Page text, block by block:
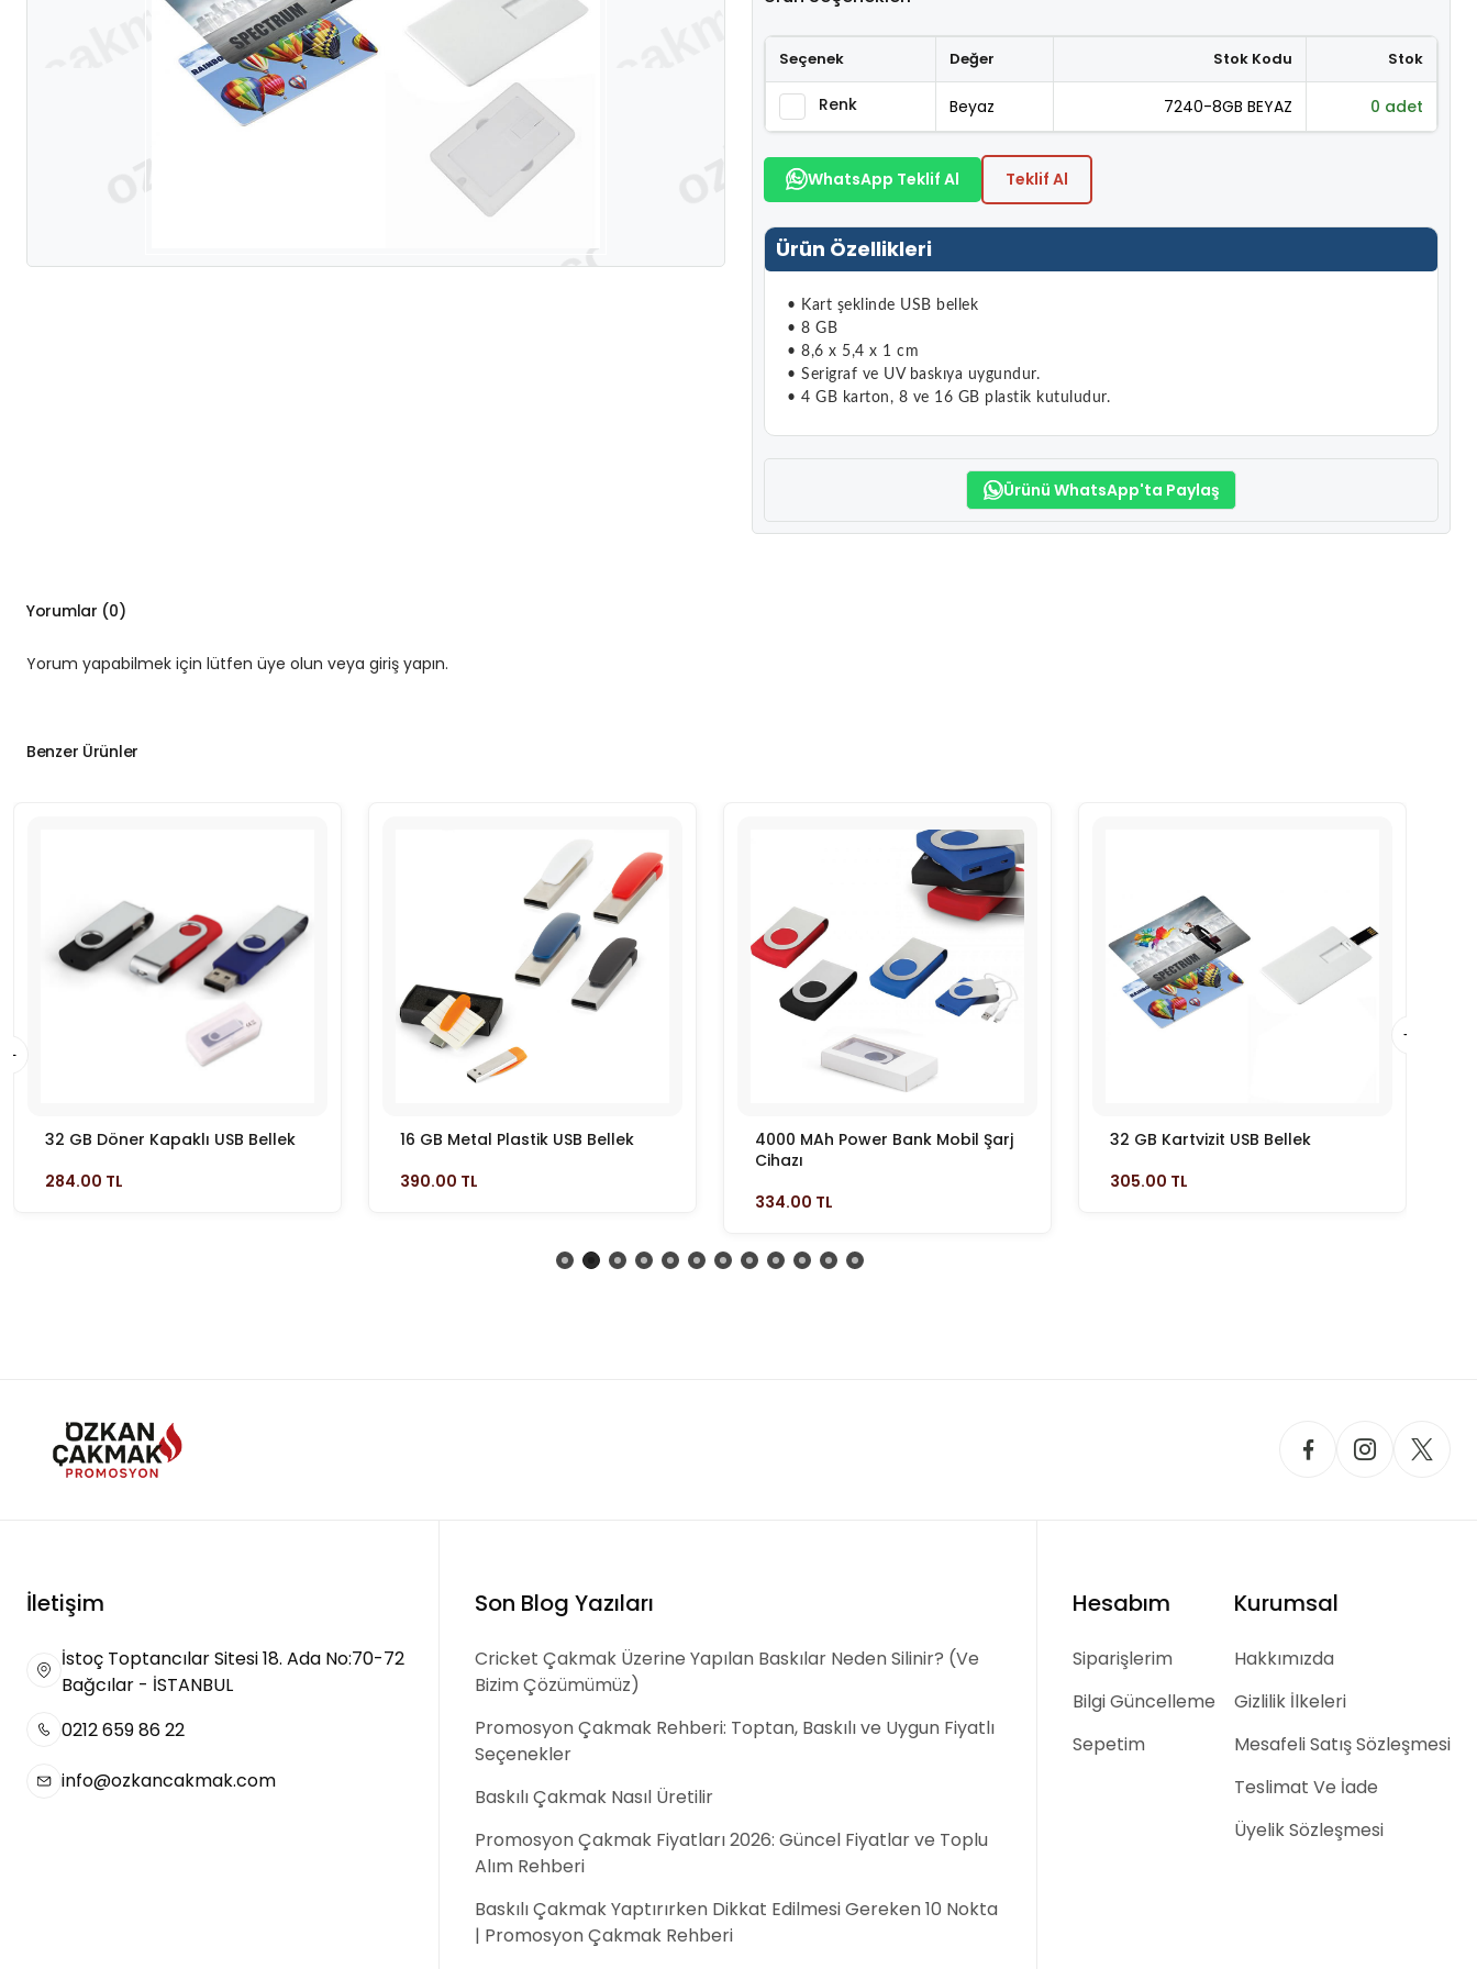
Seçenek Değer Stok Kodu Stok
Renk Beyaz 7240-8GB BEYAZ 0 adet
WhatsApp Teklif Al Teklif Al
Ürün Özellikleri
• Kart şeklinde USB bellek
• 8 GB
• 8,6 x 5,4 x 1 cm
• Serigraf ve UV baskıya uygundur.
• 4 GB karton, 8 ve 16 GB plastik kutuludur.
Ürünü WhatsApp'ta Paylaş
Yorumlar (0)
Yorum yapabilmek için lütfen üye olun veya giriş yapın.
Benzer Ürünler
32 GB Döner Kapaklı USB Bellek
284.00 TL
16 GB Metal Plastik USB Bellek
390.00 TL
4000 MAh Power Bank Mobil Şarj
Cihazı
334.00 TL
32 GB Kartvizit USB Bellek
305.00 TL
İletişim
İstoç Toptancılar Sitesi 18. Ada No:70-72
Bağcılar - İSTANBUL
0212 659 86 22
info@ozkancakmak.com
Son Blog Yazıları
Cricket Çakmak Üzerine Yapılan Baskılar Neden Silinir? (Ve
Bizim Çözümümüz)
Promosyon Çakmak Rehberi: Toptan, Baskılı ve Uygun Fiyatlı
Seçenekler
Baskılı Çakmak Nasıl Üretilir
Promosyon Çakmak Fiyatları 2026: Güncel Fiyatlar ve Toplu
Alım Rehberi
Baskılı Çakmak Yaptırırken Dikkat Edilmesi Gereken 10 Nokta
| Promosyon Çakmak Rehberi
Hesabım
Siparişlerim
Bilgi Güncelleme
Sepetim
Kurumsal
Hakkımızda
Gizlilik İlkeleri
Mesafeli Satış Sözleşmesi
Teslimat Ve İade
Üyelik Sözleşmesi